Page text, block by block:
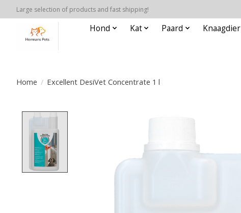
Large selection of products and fast shipping!
Hond Kat Paard Knaagdier
Home / Excellent DesiVet Concentrate 1 l
Product image slideshow Items